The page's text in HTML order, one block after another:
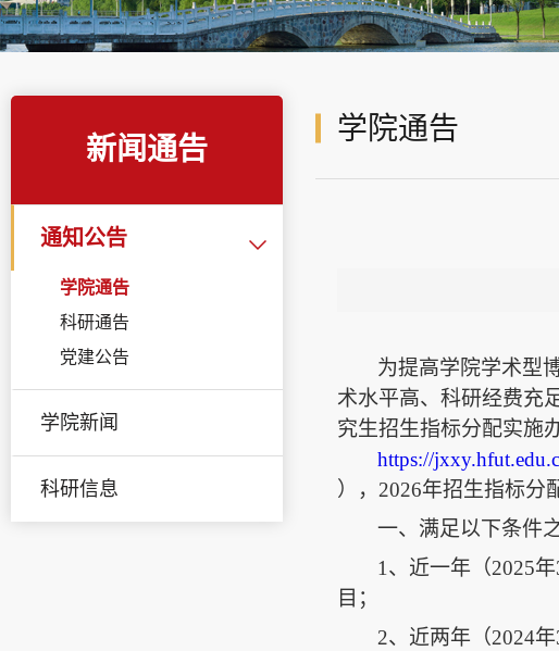
新闻通告
通知公告
学院通告
科研通告
党建公告
学院新闻
科研信息
学院通告
为提高学院学术型
术水平高、科研经费充
究生招生指标分配实施
https://
）， 2026年招生指标分
一、满足以下条件
1、近一年（2025年
目；
2、近两年（2024年